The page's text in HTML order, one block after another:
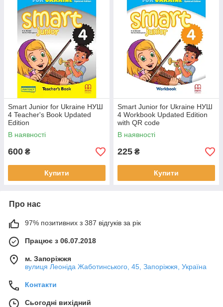
Smart Junior for Ukraine НУШ
4 Teacher's Book Updated
Edition
В наявності
600 ₴
Купити
Smart Junior for Ukraine НУШ
4 Workbook Updated Edition
with QR code
В наявності
225 ₴
Купити
Про нас
97% позитивних з 387 відгуків за рік
Працює з 06.07.2018
м. Запоріжжя
вулиця Леоніда Жаботинського, 45, Запоріжжя, Україна
Контакти
Сьогодні вихідний